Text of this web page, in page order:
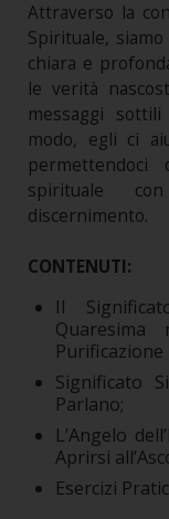
Attraverso la
Spirituale,
chiara e
le verità
messaggi
modo, egli ci
spirituale
discernimento.
CONTENUTI:
Il
Purificazione
Significato
Parlano;
L’Angelo
Aprirsi
Esercizi